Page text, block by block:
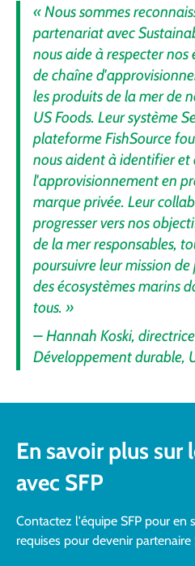
« Nous sommes
partenariat avec
nous aide à respecter
de chaîne
les produits de la mer de
US Foods. Leur système
plateforme FishSource
nous aident à identifier et
l'approvisionnement en
marque privée. Leur
progresser vers nos
de la mer responsables,
poursuivre leur mission
des écosystèmes marins
tous. »
– Hannah Koski,
Développement durable,
En savoir plus sur
avec SFP
Contactez l'équipe SFP pour en
requises pour devenir partenaire